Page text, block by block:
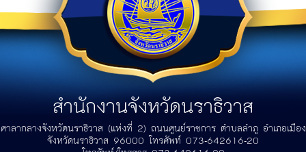
สำนักงานจังหวัดนราธิวาส
ศาลากลางจังหวัดนราธิวาส (แห่งที่ 2) ถนนศูนย์ราชการ ตำบลลำภู อำเภอเมือง
จังหวัดนราธิวาส 96000 โทรศัพท์ 073-642616-20